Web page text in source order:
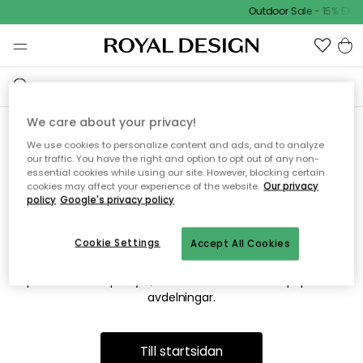
Outdoor Sale - 15%
Vi hittar tyvärr inte sidan du
söker
Detta kan bero på att sidan inte längre finns eller att den har
flyttats. Vi ber om ursäkt för besväret. I menyn ovan kan du
prova att söka på nytt, eller besöka en av våra populära
avdelningar.
Till startsidan
We care about your privacy!
We use cookies to personalize content and ads, and to analyze
our traffic. You have the right and option to opt out of any non-
essential cookies while using our site. However, blocking certain
cookies may affect your experience of the website. Our privacy
policy Google's privacy policy
Accept All Cookies
Cookie Settings